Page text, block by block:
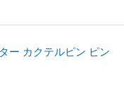
ー カクテルピン ピン